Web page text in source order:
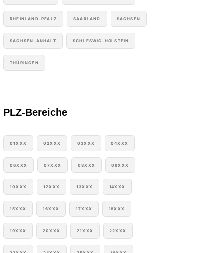
RHEINLAND-PFALZ SAARLAND SACHSEN
SACHSEN-ANHALT SCHLESWIG-HOLSTEIN
THÜRINGEN
PLZ-Bereiche
01XXX 02XXX 03XXX 04XXX
06XXX 07XXX 08XXX 09XXX
10XXX 12XXX 13XXX 14XXX
15XXX 16XXX 17XXX 18XXX
19XXX 20XXX 21XXX 22XXX